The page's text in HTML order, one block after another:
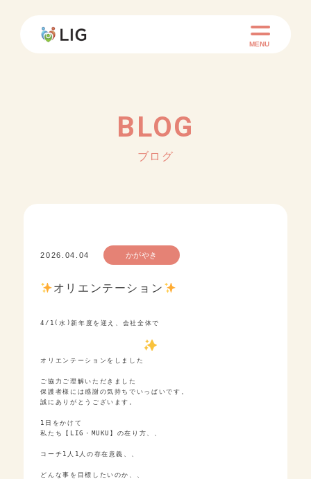
MENU
BLOG
ブログ
2026.04.04 かがやき
オリエンテーション
4/1(水)新年度を迎え、会社全体で
オリエンテーションをしました
ご協力ご理解いただきました
保護者様には感謝の気持ちでいっぱいです。
誠にありがとうございます。
1日をかけて
私たち【LIG・MUKU】の在り方、、
コーチ1人1人の存在意義、、
どんな事を目標したいのか、、